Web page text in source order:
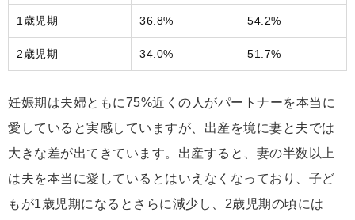
1歳児期 36.8% 54.2%
2歳児期 34.0% 51.7%
妊娠期は夫婦ともに75%近くの人がパートナーを本当に
愛していると実感していますが、出産を境に妻と夫では
大きな差が出てきています。出産すると、妻の半数以上
は夫を本当に愛しているとはいえなくなっており、子ど
もが1歳児期になるとさらに減少し、2歳児期の頃には